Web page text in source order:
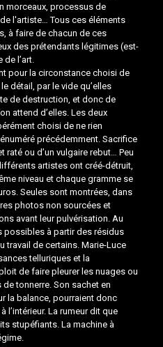
morceaux, processus de
l'artiste… Tous ces éléments
à faire de chacun de ces
des prétendants légitimes (est-
l’art.
pour la circonstance choisi de
détail, par le vide qu’elles
de destruction, et donc de
attend d’elles. Les deux
choisi de ne rien
précédemment. Sacrifice
raté ou d’un vulgaire rebut… Peu
artistes ont créé-détruit,
niveau et chaque gramme se
Seules sont montrées, dans
photos non sourcées et
avant leur pulvérisation. Au
possibles à partir des résidus
travail de certains. Marie-Luce
telluriques et la
de faire pleurer les nuages ou
tonnerre. Son sachet en
la balance, pourraient donc
l’intérieur. La rumeur dit que
stupéfiants. La machine à